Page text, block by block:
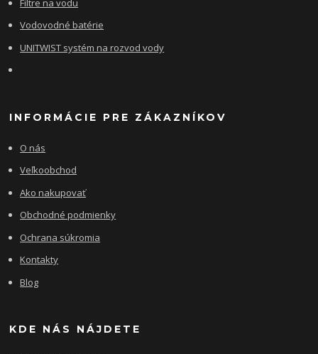
Filtre na vodu
Vodovodné batérie
UNITWIST systém na rozvod vody
INFORMÁCIE PRE ZÁKAZNÍKOV
O nás
Veľkoobchod
Ako nakupovať
Obchodné podmienky
Ochrana súkromia
Kontakty
Blog
KDE NÁS NÁJDETE